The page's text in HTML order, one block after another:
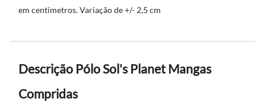
em centímetros. Variação de +/- 2,5 cm
Descrição Pólo Sol's Planet Mangas
Compridas